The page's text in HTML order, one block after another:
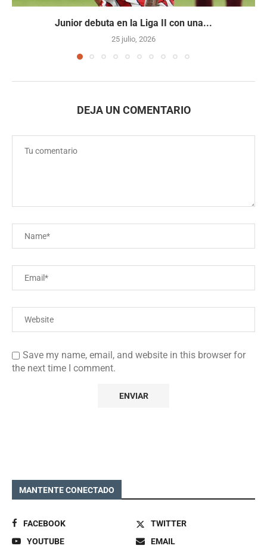
Junior debuta en la Liga II con una...
25 julio, 2026
DEJA UN COMENTARIO
Save my name, email, and website in this browser for
the next time I comment.
MANTENTE CONECTADO
FACEBOOK
TWITTER
YOUTUBE
EMAIL